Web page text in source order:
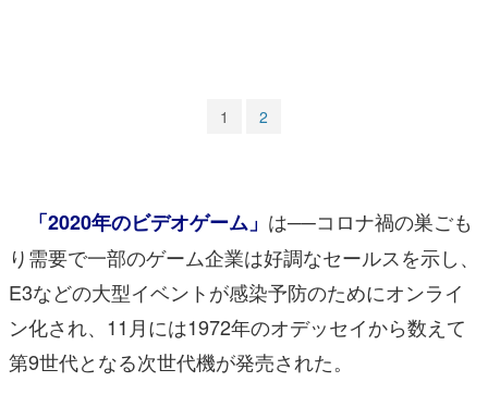
電ファミニコゲーマーとは？
運営：株式会社マレ
1 2
「2020年のビデオゲーム」 は──コロナ禍の巣ごも
り需要で一部のゲーム企業は好調なセールスを示し、
E3などの大型イベントが感染予防のためにオンライ
ン化され、11月には1972年のオデッセイから数えて
第9世代となる次世代機が発売された。